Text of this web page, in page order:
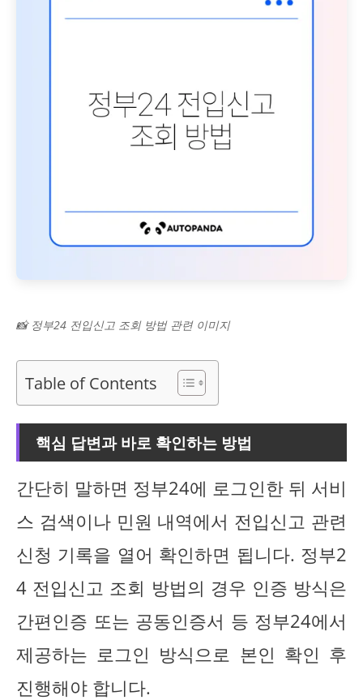
📸 정부24 전입신고 조회 방법 관련 이미지
Table of Contents
핵심 답변과 바로 확인하는 방법
간단히 말하면 정부24에 로그인한 뒤 서비
스 검색이나 민원 내역에서 전입신고 관련
신청 기록을 열어 확인하면 됩니다. 정부2
4 전입신고 조회 방법의 경우 인증 방식은
간편인증 또는 공동인증서 등 정부24에서
제공하는 로그인 방식으로 본인 확인 후
진행해야 합니다.